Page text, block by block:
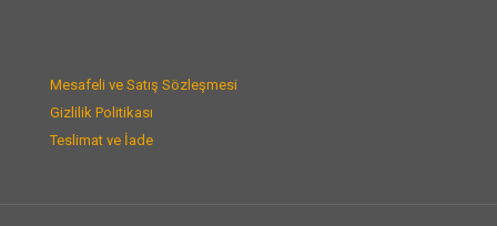
Mesafeli ve Satış Sözleşmesi
Gizlilik Politikası
Teslimat ve İade